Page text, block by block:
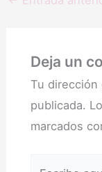
Deja un
Tu dirección
publicada.
marcados